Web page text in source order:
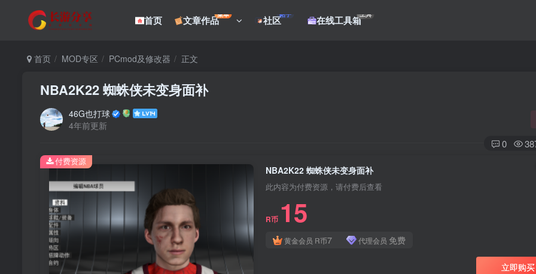
首页 文章作品菜单 社区帖子 在线工具箱工具
首页 MOD专区 PCmod及修改器 正文
NBA2K22 蜘蛛侠未变身面补
46G也打球
4年前更新
0
NBA2K22 蜘蛛侠未变身面补
此内容为付费资源，请付费后查看
R币 15
黄金会员 R币7 代理会员 免费
立即购买
付费资源